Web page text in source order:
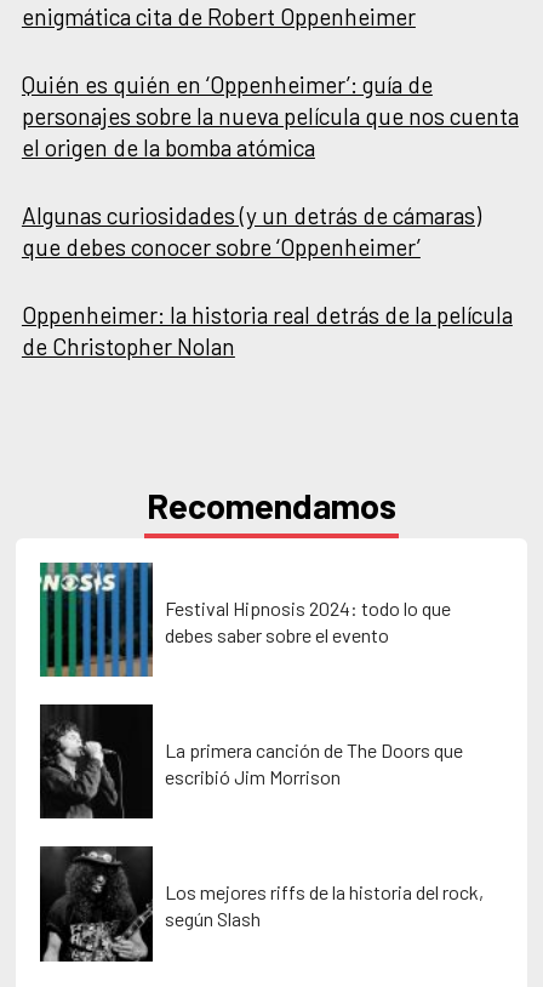
enigmática cita de Robert Oppenheimer
Quién es quién en ‘Oppenheimer’: guía de
personajes sobre la nueva película que nos cuenta
el origen de la bomba atómica
Algunas curiosidades (y un detrás de cámaras)
que debes conocer sobre ‘Oppenheimer’
Oppenheimer: la historia real detrás de la película
de Christopher Nolan
Recomendamos
Festival Hipnosis 2024: todo lo que
debes saber sobre el evento
La primera canción de The Doors que
escribió Jim Morrison
Los mejores riffs de la historia del rock,
según Slash